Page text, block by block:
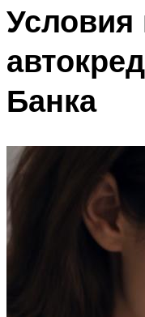
Условия
Банка